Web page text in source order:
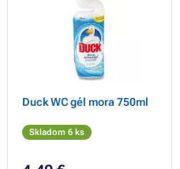
Duck WC gél mora 750ml
Skladom 6 ks